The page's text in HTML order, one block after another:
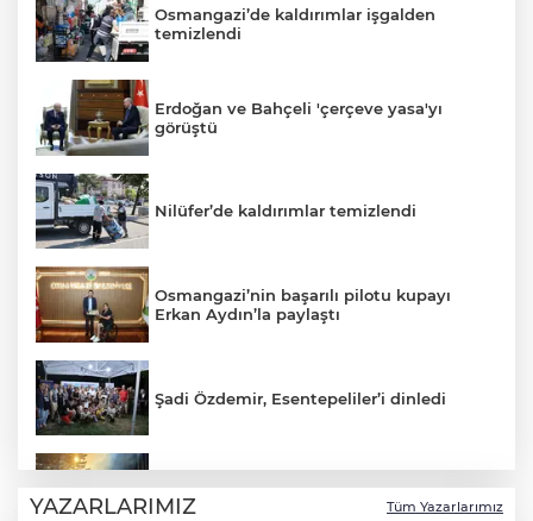
Osmangazi’de kaldırımlar işgalden
temizlendi
Erdoğan ve Bahçeli 'çerçeve yasa'yı
görüştü
Nilüfer’de kaldırımlar temizlendi
Osmangazi’nin başarılı pilotu kupayı
Erkan Aydın’la paylaştı
Şadi Özdemir, Esentepeliler’i dinledi
söndürüldü
YAZARLARIMIZ Tüm Yazarlarımız